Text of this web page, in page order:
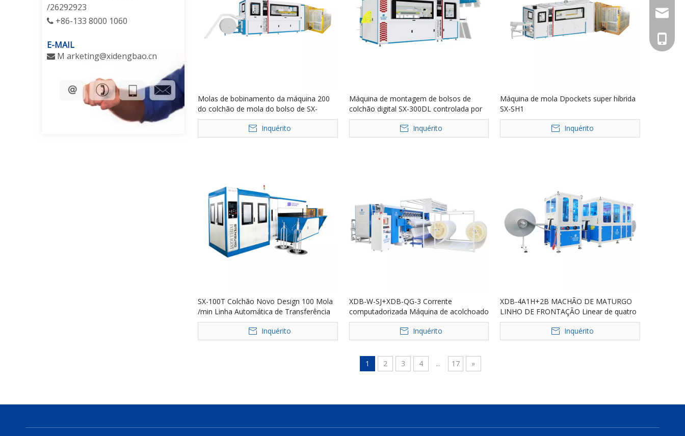
/26292923
 +86-133 8000 1060
E-MAIL
 M arketing@xidengbao.cn
Molas de bobinamento da máquina 200
do colchão de mola do bolso de SX-
200PG Digitas/núcleo mínimo do PLC
Inquérito
Máquina de montagem de bolsos de
colchão digital SX-300DL controlada por
PLC 380V 17-20 linhas/min
Inquérito
Máquina de mola Dpockets super híbrida
SX-SH1
Inquérito
SX-100T Colchão Novo Design 100 Mola
/min Linha Automática de Transferência
de Mola Bonnell de Alta Velocidade
Inquérito
XDB-W-SJ+XDB-QG-3 Corrente
computadorizada Máquina de acolchoado
multi-aguda+máquina de cortador de
painel computadorizada Máquina
Inquérito
XDB-4A1H+2B MACHÃO DE MATURGO
LINHO DE FRONTAÇÃO Linear de quatro
cabeças
Inquérito
1 2 3 4 ... 17 »
+86